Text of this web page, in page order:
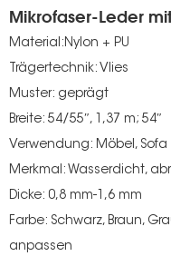
Mikrofaser-Leder
Material:Nylon + PU
Trägertechnik: Vlies
Muster: geprägt
Breite: 54/55″, 1,37 m; 54″
Verwendung: Möbel, Sofa
Merkmal: Wasserdicht,
Dicke: 0,8 mm-1,6 mm
Farbe: Schwarz, Braun,
anpassen